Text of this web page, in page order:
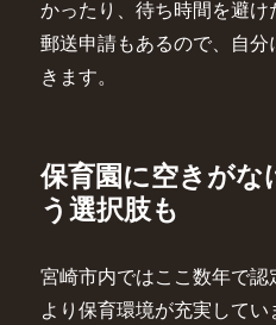
かったり、待ち時間を避け
郵送申請もあるので、自
きます。
保育園に空きがな
う選択肢も
宮崎市内ではここ数年で認
より保育環境が充実してい